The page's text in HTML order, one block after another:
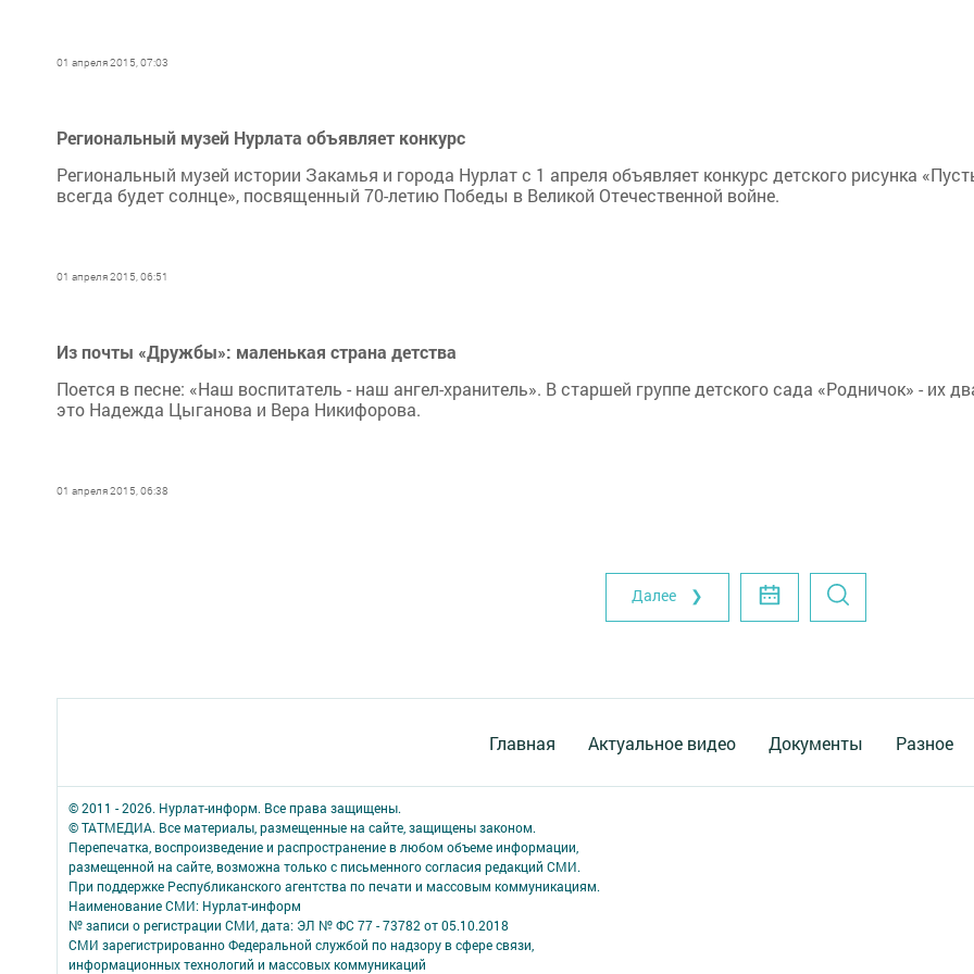
01 апреля 2015, 07:03
Региональный музей Нурлата объявляет конкурс
Региональный музей истории Закамья и города Нурлат с 1 апреля объявляет конкурс детского рисунка
всегда будет солнце», посвященный 70-летию Победы в Великой Отечественной войне.
01 апреля 2015, 06:51
Из почты «Дружбы»: маленькая страна детства
Поется в песне: «Наш воспитатель - наш ангел-хранитель». В старшей группе детского сада «Родничок» - их
это Надежда Цыганова и Вера Никифорова.
01 апреля 2015, 06:38
Далее ❯
Главная Актуальное видео Документы Разное
© 2011 - 2026. Нурлат-⁠информ. Все права защищены.
© ТАТМЕДИА. Все материалы, размещенные на сайте, защищены законом.
Перепечатка, воспроизведение и распространение в любом объеме информации,
размещенной на сайте, возможна только с письменного согласия редакций СМИ.
При поддержке Республиканского агентства по печати и массовым коммуникациям.
Наименование СМИ: Нурлат-⁠информ
№ записи о регистрации СМИ, дата: ЭЛ № ФС 77 -⁠ 73782 от 05.10.2018
СМИ зарегистрированно Федеральной службой по надзору в сфере связи,
информационных технологий и массовых коммуникаций